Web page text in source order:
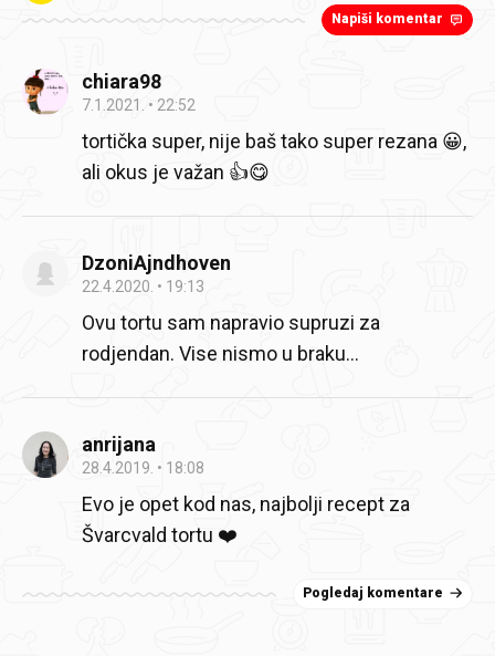
Napiši komentar
chiara98
7.1.2021. 22:52
tortička super, nije baš tako super rezana 😀,
ali okus je važan 👍😋
DzoniAjndhoven
22.4.2020. 19:13
Ovu tortu sam napravio supruzi za
rodjendan. Vise nismo u braku...
anrijana
28.4.2019. 18:08
Evo je opet kod nas, najbolji recept za
Švarcvald tortu ❤️
Pogledaj komentare